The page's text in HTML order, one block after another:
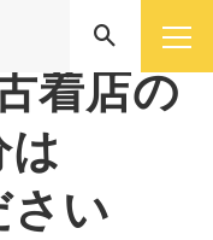
着店の
さい